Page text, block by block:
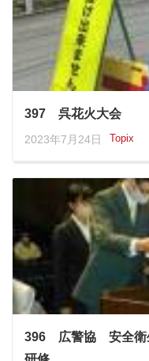
397 呉花火大会
2023年7月24日 Topix
396 広警協 安全衛